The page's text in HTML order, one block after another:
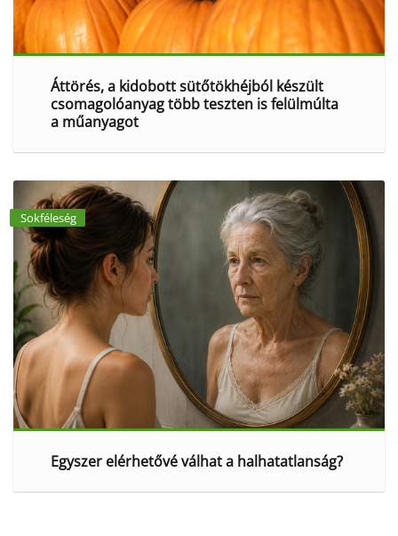
Áttörés, a kidobott sütőtökhéjból készült
csomagolóanyag több teszten is felülmúlta
a műanyagot
Sokféleség
Egyszer elérhetővé válhat a halhatatlanság?